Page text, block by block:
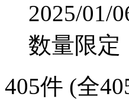
2025/01/
数量限定
405件 (全